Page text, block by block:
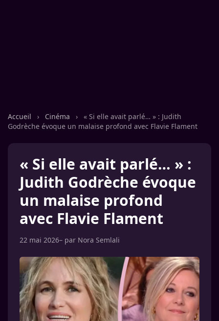
Accueil › Cinéma ›
« Si elle avait parlé… » : Judith
Godrèche évoque un malaise profond avec Flavie Flament
« Si elle avait parlé… » :
Judith Godrèche évoque
un malaise profond
avec Flavie Flament
22 mai 2026– par Nora Semlali